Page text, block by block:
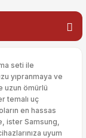
seti ile
yıpranmaya ve
uzun ömürlü
temalı uç
en hassas
ister Samsung,
uyum